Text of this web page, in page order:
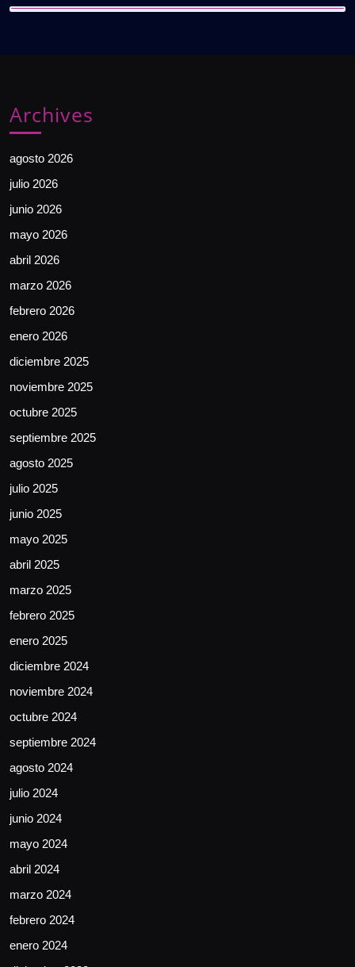
Archives
agosto 2026
julio 2026
junio 2026
mayo 2026
abril 2026
marzo 2026
febrero 2026
enero 2026
diciembre 2025
noviembre 2025
octubre 2025
septiembre 2025
agosto 2025
julio 2025
junio 2025
mayo 2025
abril 2025
marzo 2025
febrero 2025
enero 2025
diciembre 2024
noviembre 2024
octubre 2024
septiembre 2024
agosto 2024
julio 2024
junio 2024
mayo 2024
abril 2024
marzo 2024
febrero 2024
enero 2024